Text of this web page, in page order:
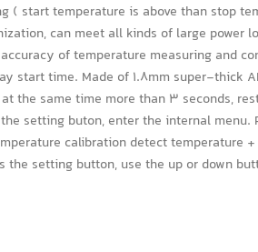
( start temperature is above than stop
can meet all kinds of large power
of temperature measuring and
start time. Made of 1.8mm super-thick
the same time more than 3 seconds,
setting buton, enter the internal menu.
calibration detect temperature
the setting button, use the up or down